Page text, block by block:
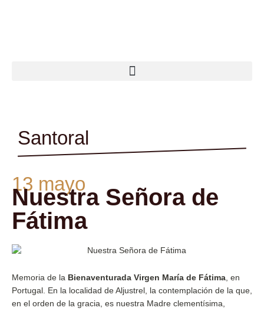
Santoral
13 mayo
Nuestra Señora de
Fátima
Memoria de la Bienaventurada Virgen María de Fátima , en
Portugal. En la localidad de Aljustrel, la contemplación de la que,
en el orden de la gracia, es nuestra Madre clementísima,